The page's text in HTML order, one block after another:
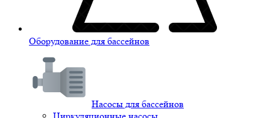
Оборудование для бассейнов
Насосы для бассейнов